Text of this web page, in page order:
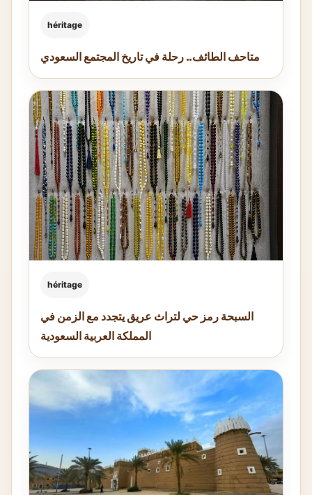
héritage
متاحف الطائف.. رحلة في تاريخ المجتمع السعودي
héritage
السبحة رمز حي لتراث عريق يتجدد مع الزمن في
المملكة العربية السعودية